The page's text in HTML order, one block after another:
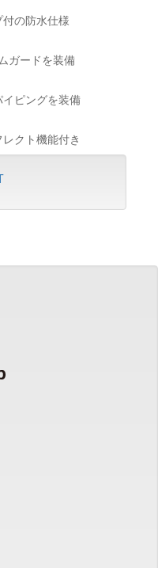
の防水仕様
ガードを装備
ピングを装備
クト機能付き